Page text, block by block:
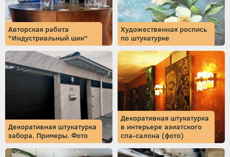
Авторская работа
"Индустриальный шик"
Художественная роспись
по штукатурке
Декоративная штукатурка
забора. Примеры. Фото
Декоративная штукатурка
в интерьере азиатского
спа-салона (фото)